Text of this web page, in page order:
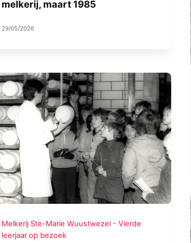
melkerij, maart 1985
29/05/2026
Melkerij Ste-Marie Wuustwezel - Vierde
leerjaar op bezoek